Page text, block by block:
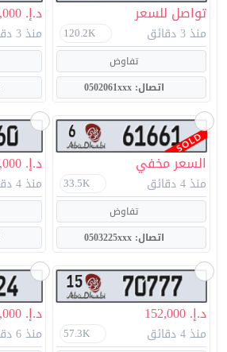
تواصل للسعر
منذ 3 دقائق 120.2K
تفاوض
اتصال: 0502061xxx
د.إ. 70,000
منذ 3 دقائق
السعر مخفي
منذ 4 دقائق 33.5K
تفاوض
اتصال: 0503225xxx
د.إ. 127,000
منذ 4 دقائق
د.إ. 152,000
منذ 4 دقائق 57.3K
د.إ. 50,000
منذ 6 دقائق